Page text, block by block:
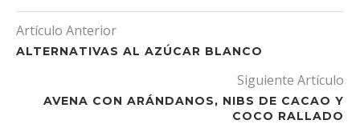
Artículo Anterior
ALTERNATIVAS AL AZÚCAR BLANCO
Siguiente Artículo
AVENA CON ARÁNDANOS, NIBS DE CACAO Y
COCO RALLADO